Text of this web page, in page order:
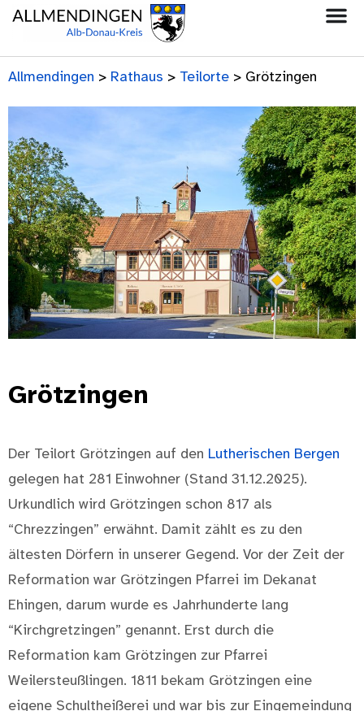
Allmendingen > Rathaus > Teilorte > Grötzingen
Grötzingen
Der Teilort Grötzingen auf den Lutherischen Bergen
gelegen hat 281 Einwohner (Stand 31.12.2025).
Urkundlich wird Grötzingen schon 817 als
“Chrezzingen” erwähnt. Damit zählt es zu den
ältesten Dörfern in unserer Gegend. Vor der Zeit der
Reformation war Grötzingen Pfarrei im Dekanat
Ehingen, darum wurde es Jahrhunderte lang
“Kirchgretzingen” genannt. Erst durch die
Reformation kam Grötzingen zur Pfarrei
Weilersteußlingen. 1811 bekam Grötzingen eine
eigene Schultheißerei und war bis zur Eingemeindung